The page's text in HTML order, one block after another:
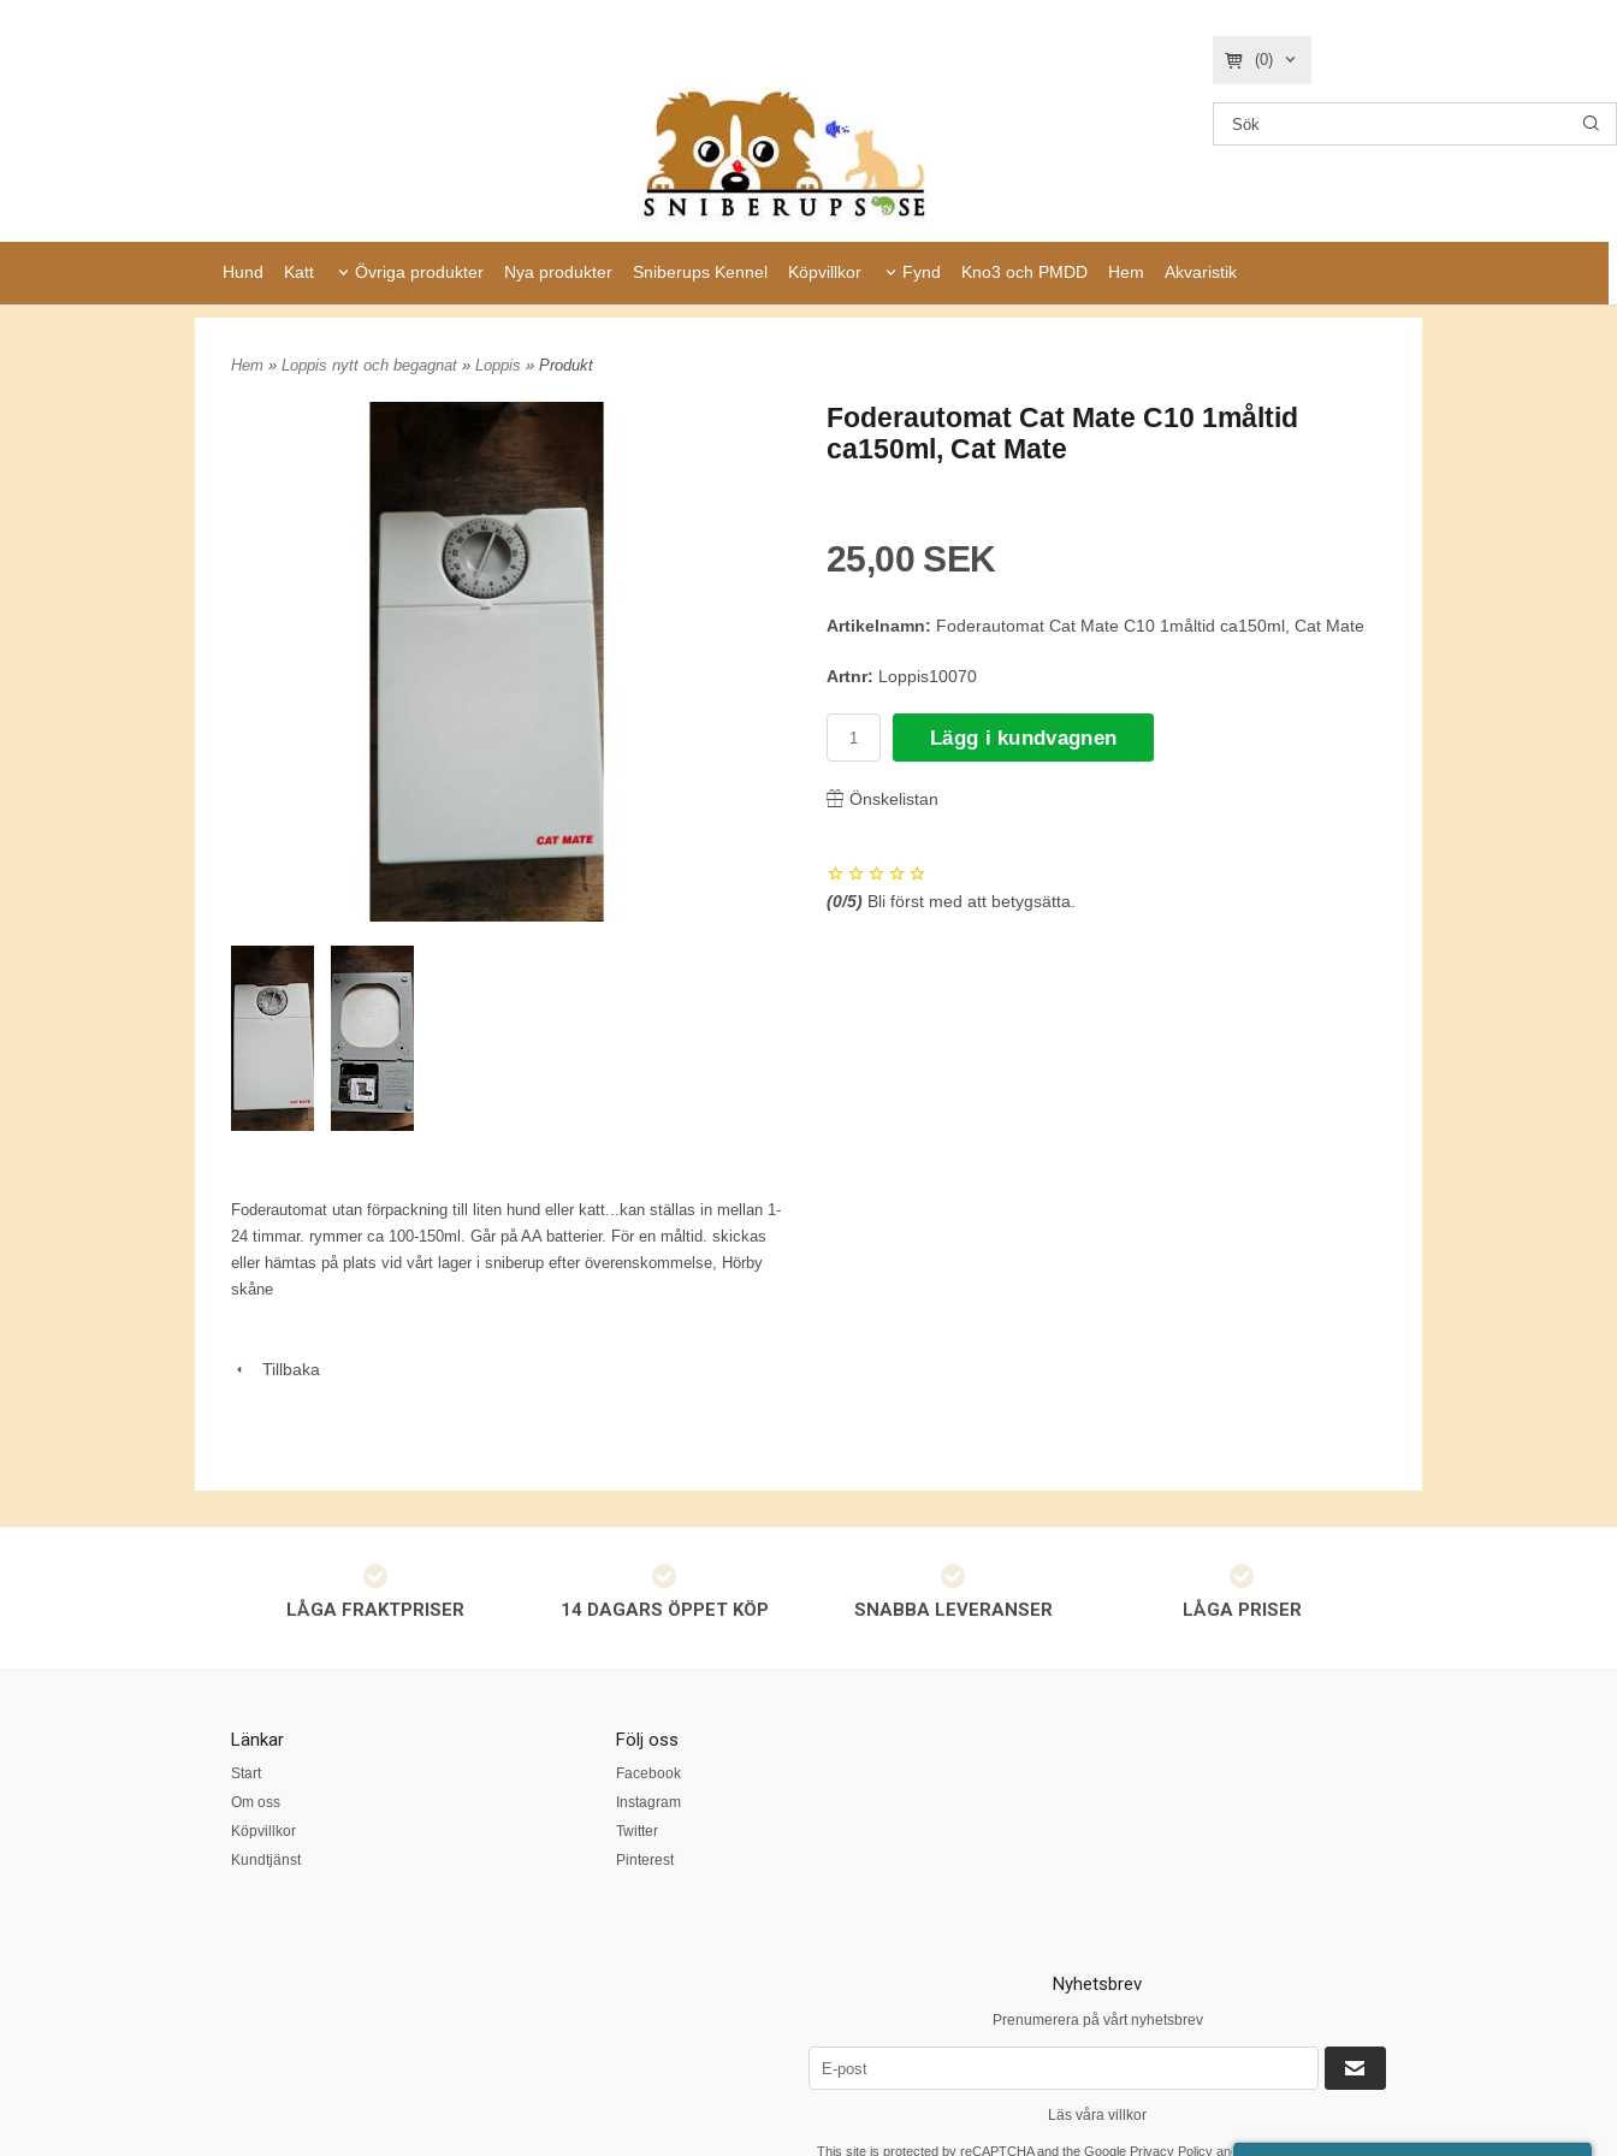
(0)
Hund Katt Övriga produkter Nya produkter Sniberups Kennel Köpvillkor Fynd Kno3 och PMDD Hem Akvaristik
Hem » Loppis nytt och begagnat » Loppis » Produkt
Foderautomat utan förpackning till liten hund eller katt...kan ställas in mellan 1-
24 timmar. rymmer ca 100-150ml. Går på AA batterier. För en måltid. skickas
eller hämtas på plats vid vårt lager i sniberup efter överenskommelse, Hörby
skåne
Foderautomat Cat Mate C10 1måltid
ca150ml, Cat Mate
25,00 SEK
Artikelnamn: Foderautomat Cat Mate C10 1måltid ca150ml, Cat Mate
Artnr: Loppis10070
Lägg i kundvagnen
Önskelistan
(0/5) Bli först med att betygsätta.
Tillbaka
LÅGA FRAKTPRISER 14 DAGARS ÖPPET KÖP SNABBA LEVERANSER LÅGA PRISER
Länkar
Start
Om oss
Köpvillkor
Kundtjänst
Följ oss
Facebook
Instagram
Twitter
Pinterest
Nyhetsbrev
Prenumerera på vårt nyhetsbrev
Läs våra villkor
This site is protected by reCAPTCHA and the Google Privacy Policyand